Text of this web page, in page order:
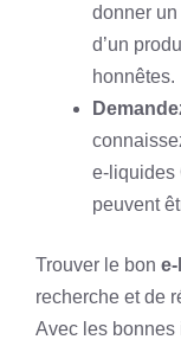
donner un
d’un
honnêtes.
e-liquides
peuvent
Trouver le bon
recherche et de
Avec les bonnes